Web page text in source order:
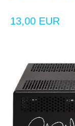
13,00 EUR